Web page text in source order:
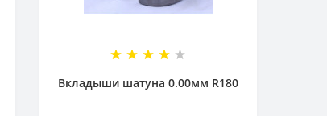
Вкладыши шатуна 0.00мм R180